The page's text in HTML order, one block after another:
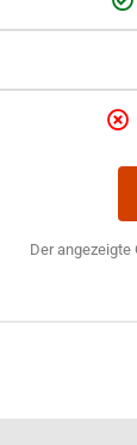
Der angezeigte